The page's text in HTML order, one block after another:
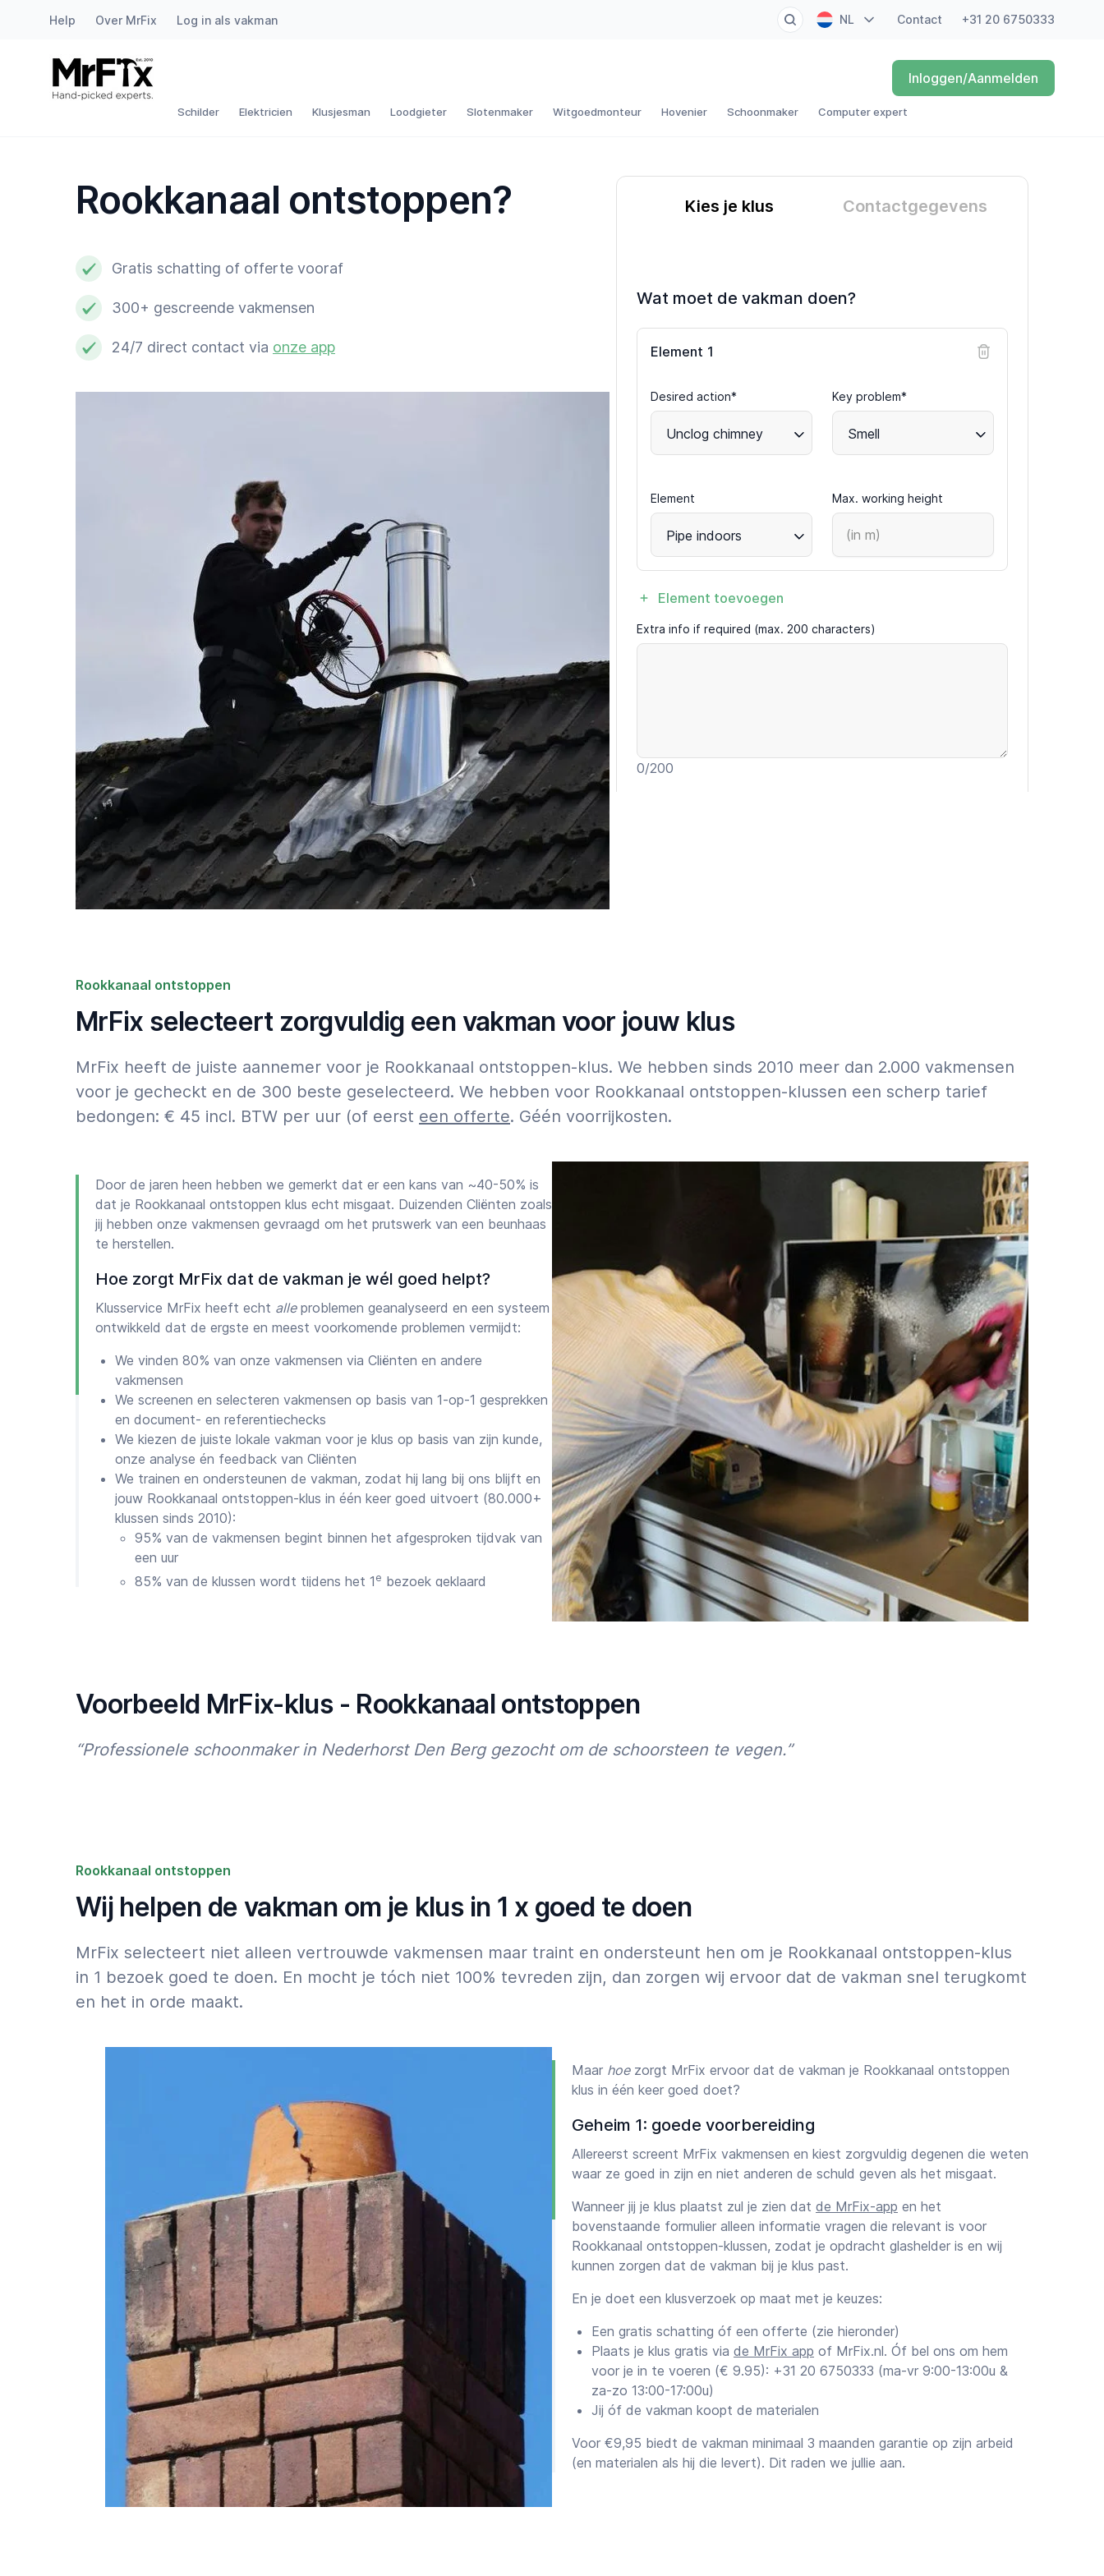
Help Over MrFix Log in als vakman NL Contact +31 20 6750333
Schilder Elektricien Klusjesman Loodgieter Slotenmaker Witgoedmonteur Hovenier Schoonmaker Computer expert
Inloggen/Aanmelden
Schilder
Loodgieter
Slotenmaker
Witgoedmonteur
Hovenier
Schoonmaker
Rookkanaal ontstoppen?
Gratis schatting of offerte vooraf
300+ gescreende vakmensen
24/7 direct contact via onze app
Kies je klus Contactgegevens
Wat moet de vakman doen?
Element 1
Desired action*
Unclog chimney
Key problem*
Smell
Element
Pipe indoors
Max. working height
Element toevoegen
Extra info if required (max. 200 characters)
0/200
Rookkanaal ontstoppen
MrFix selecteert zorgvuldig een vakman voor jouw klus
MrFix heeft de juiste aannemer voor je Rookkanaal ontstoppen-klus. We hebben sinds 2010 meer dan 2.000 vakmensen
voor je gecheckt en de 300 beste geselecteerd. We hebben voor Rookkanaal ontstoppen-klussen een scherp tarief
bedongen: € 45 incl. BTW per uur (of eerst een offerte. Géén voorrijkosten.
Door de jaren heen hebben we gemerkt dat er een kans van ~40-50% is
dat je Rookkanaal ontstoppen klus echt misgaat. Duizenden Cliënten zoals
jij hebben onze vakmensen gevraagd om het prutswerk van een beunhaas
te herstellen.
Hoe zorgt MrFix dat de vakman je wél goed helpt?
Klusservice MrFix heeft echt alleproblemen geanalyseerd en een systeem
ontwikkeld dat de ergste en meest voorkomende problemen vermijdt:
We vinden 80% van onze vakmensen via Cliënten en andere
vakmensen
We screenen en selecteren vakmensen op basis van 1-op-1 gesprekken
en document- en referentiechecks
We kiezen de juiste lokale vakman voor je klus op basis van zijn kunde,
onze analyse én feedback van Cliënten
We trainen en ondersteunen de vakman, zodat hij lang bij ons blijft en
jouw Rookkanaal ontstoppen-klus in één keer goed uitvoert (80.000+
klussen sinds 2010):
95% van de vakmensen begint binnen het afgesproken tijdvak van
een uur
85% van de klussen wordt tijdens het 1e bezoek geklaard
En zijn Cliënten trouw aan MrFix?
50.000 tevreden Cliënten in heel Nederland
voor Rookkanaal ontstoppen via
Let op: 50% toeslag voor klussen die binnen 24 uur, na 18 uur of in het
weekend moeten starten: zie Tarieven .
Voorbeeld MrFix-klus - Rookkanaal ontstoppen
“Professionele schoonmaker in Nederhorst Den Berg gezocht om de schoorsteen te vegen.”
Rookkanaal ontstoppen
Wij helpen de vakman om je klus in 1 x goed te doen
MrFix selecteert niet alleen vertrouwde vakmensen maar traint en ondersteunt hen om je Rookkanaal ontstoppen-klus
in 1 bezoek goed te doen. En mocht je tóch niet 100% tevreden zijn, dan zorgen wij ervoor dat de vakman snel terugkomt
en het in orde maakt.
Maar hoezorgt MrFix ervoor dat de vakman je Rookkanaal ontstoppen
klus in één keer goed doet?
Geheim 1: goede voorbereiding
Allereerst screent MrFix vakmensen en kiest zorgvuldig degenen die weten
waar ze goed in zijn en niet anderen de schuld geven als het misgaat.
Wanneer jij je klus plaatst zul je zien dat de MrFix-app en het
bovenstaande formulier alleen informatie vragen die relevant is voor
Rookkanaal ontstoppen-klussen, zodat je opdracht glashelder is en wij
kunnen zorgen dat de vakman bij je klus past.
En je doet een klusverzoek op maat met je keuzes:
Een gratis schatting óf een offerte (zie hieronder)
Plaats je klus gratis via de MrFix app of MrFix.nl. Óf bel ons om hem
voor je in te voeren (€ 9.95): +31 20 6750333 (ma-vr 9:00-13:00u &
za-zo 13:00-17:00u)
Jij óf de vakman koopt de materialen
Voor €9,95 biedt de vakman minimaal 3 maanden garantie op zijn arbeid
(en materialen als hij die levert). Dit raden we jullie aan.